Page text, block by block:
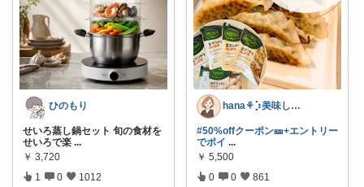
ひのもり
せいろ蒸し鍋セット 旬の食材を
せいろで楽 ...
￥ 3,720
1 0 1012
hana‎‎⚘⡱美味しい暮らし🤍𐙚
#50%offクーポン🎫+エントリー
でポイ ...
￥ 5,500
0 0 861